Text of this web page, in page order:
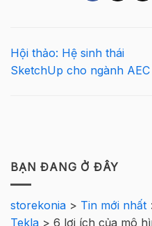
Hội thảo: Hệ sinh thái
SketchUp cho ngành AEC
BẠN ĐANG Ở ĐÂY
storekonia > Tin mới nhất
Tekla > 6 lợi ích của mô